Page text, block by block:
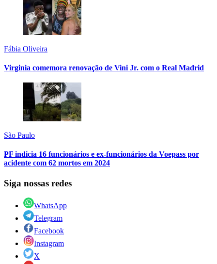
Fábia Oliveira
Virginia comemora renovação de Vini Jr. com o Real Madrid
São Paulo
PF indicia 16 funcionários e ex-funcionários da Voepass por
acidente com 62 mortos em 2024
Siga nossas redes
WhatsApp
Telegram
Facebook
Instagram
X